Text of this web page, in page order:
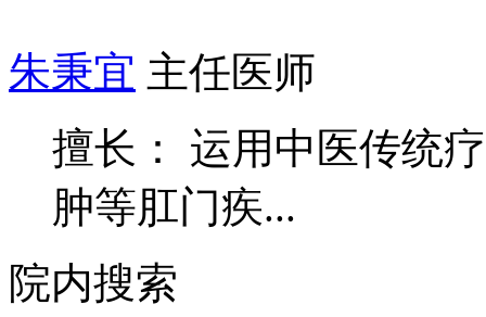
朱秉宜 主任医师
擅长： 运用中医传统
肿等肛门疾...
院内搜索